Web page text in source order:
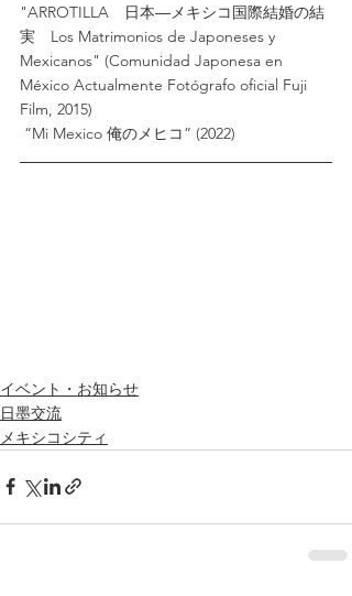
"ARROTILLA　日本―メキシコ国際結婚の結
実　Los Matrimonios de Japoneses y
Mexicanos" (Comunidad Japonesa en
México Actualmente Fotógrafo oficial Fuji
Film, 2015)
“Mi Mexico 俺のメヒコ” (2022)
イベント・お知らせ
日墨交流
メキシコシティ